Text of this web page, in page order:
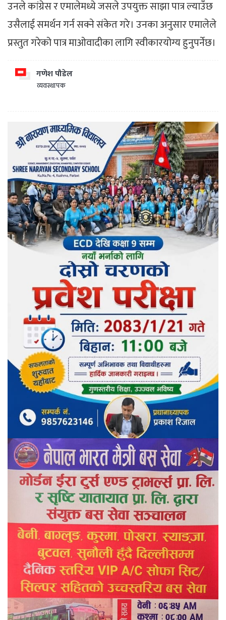
उनले कांग्रेस र एमालेमध्ये जसले उपयुक्त साझा पात्र ल्याउँछ
उसैलाई समर्थन गर्न सक्ने संकेत गरे। उनका अनुसार एमालेले
प्रस्तुत गरेको पात्र माओवादीका लागि स्वीकारयोग्य हुनुपर्नेछ।
गणेश पौडेल
व्यवस्थापक